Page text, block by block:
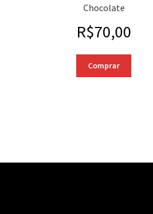
Chocolate
R$70,00
Comprar